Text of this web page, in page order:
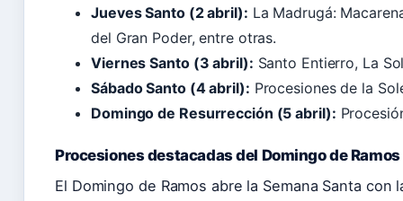
Jueves Santo (2 abril): La Madrugá:
del Gran Poder, entre otras.
Viernes Santo (3 abril): Santo Entierro, La
Sábado Santo (4 abril): Procesiones de la
Domingo de Resurrección (5 abril):
Procesiones destacadas del Domingo de Ramos
El Domingo de Ramos abre la Semana Santa